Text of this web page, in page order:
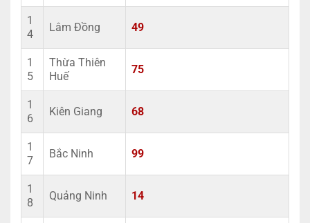
1
4
Lâm Đồng 49
1
5
Thừa Thiên
Huế
75
1
6
Kiên Giang 68
1
7
Bắc Ninh 99
1
8
Quảng Ninh 14